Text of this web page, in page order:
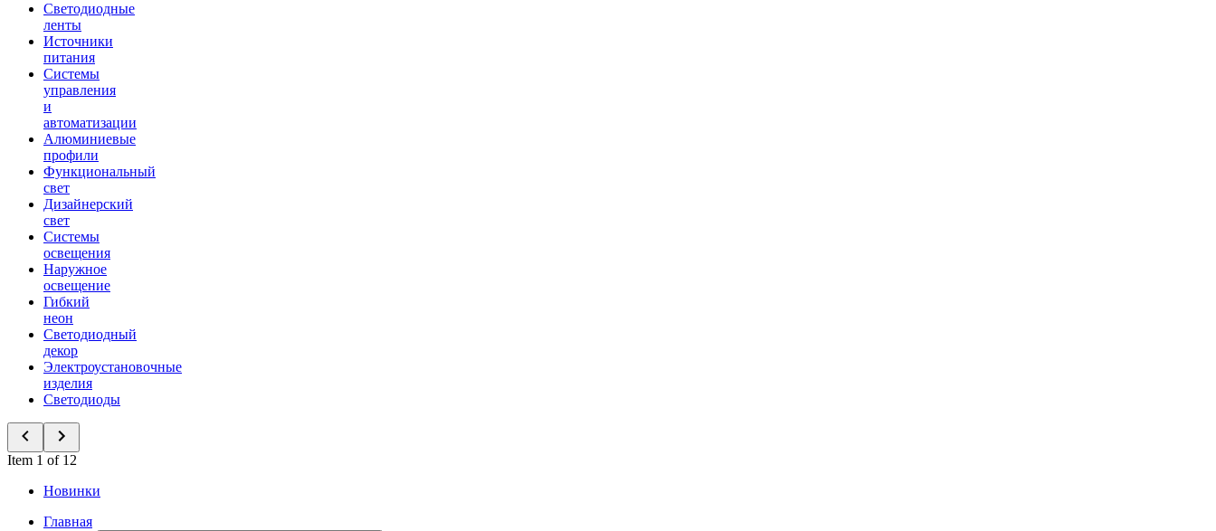
Светодиодные
ленты
Источники
питания
Системы
управления
и
автоматизации
Алюминиевые
профили
Функциональный
свет
Дизайнерский
свет
Системы
освещения
Наружное
освещение
Гибкий
неон
Светодиодный
декор
Электроустановочные
изделия
Светодиоды
Item 1 of 12
Новинки
Главная